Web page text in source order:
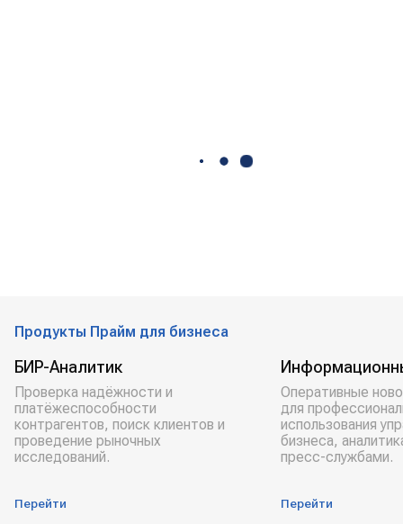
Продукты Прайм для бизнеса
БИР-Аналитик
Проверка надёжности и
платёжеспособности
контрагентов, поиск клиентов и
проведение рыночных
исследований.
Перейти
Оперативные
для
использования
бизнеса,
пресс-службами.
Перейти